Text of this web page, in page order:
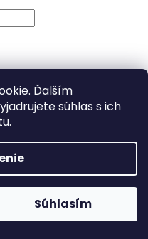
Ďalším
súhlas s ich
.
Súhlasím
. Všetky práva vyhradené.